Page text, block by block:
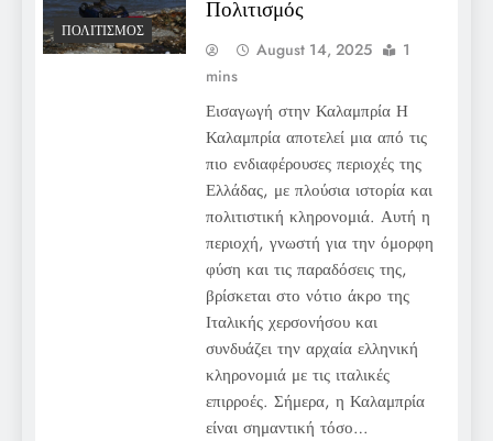
ΠΟΛΙΤΙΣΜΌΣ
Πολιτισμός
August 14, 2025
1
mins
Εισαγωγή στην Καλαμπρία Η
Καλαμπρία αποτελεί μια από τις
πιο ενδιαφέρουσες περιοχές της
Ελλάδας, με πλούσια ιστορία και
πολιτιστική κληρονομιά. Αυτή η
περιοχή, γνωστή για την όμορφη
φύση και τις παραδόσεις της,
βρίσκεται στο νότιο άκρο της
Ιταλικής χερσονήσου και
συνδυάζει την αρχαία ελληνική
κληρονομιά με τις ιταλικές
επιρροές. Σήμερα, η Καλαμπρία
είναι σημαντική τόσο…